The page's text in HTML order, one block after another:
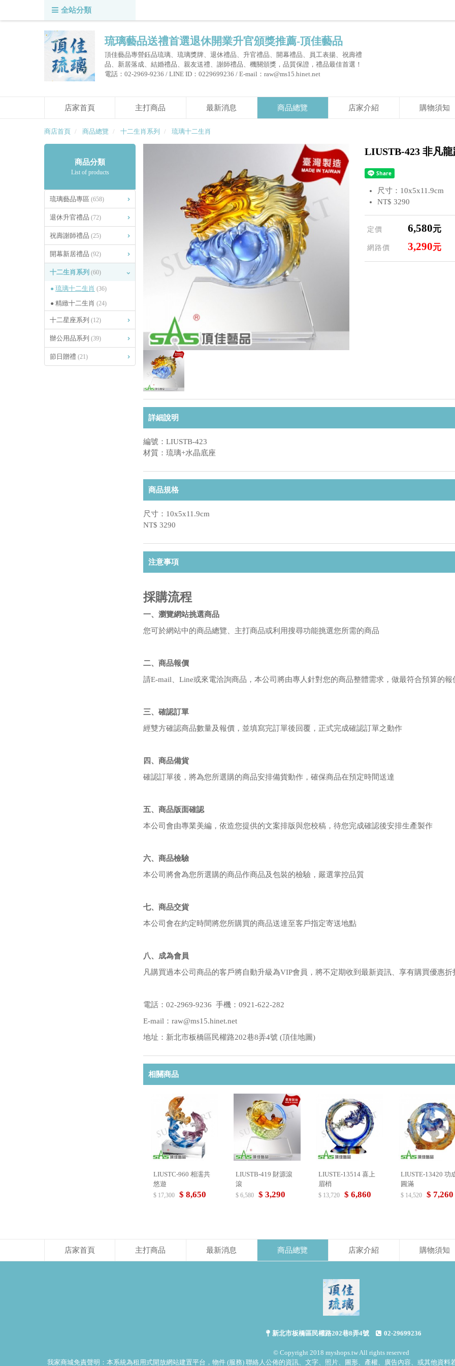
全站分類
琉璃藝品送禮首選退休開業升官頒獎推薦-頂佳藝品
頂佳藝品專營鈺品琉璃、琉璃獎牌、退休禮品、升官禮品、開幕禮品、員工表揚、祝壽禮
品、新居落成、結婚禮品、親友送禮、謝師禮品、機關頒獎，品質保證，禮品最佳首選！
電話：02-2969-9236 / LINE ID：0229699236 / E-mail：raw@ms15.hinet.net
店家首頁 主打商品 最新消息 商品總覽 店家介紹 購物須知
商店首頁 商品總覽 十二生肖系列 琉璃十二生肖
商品分類
List of products
琉璃藝品專區 (658)
退休升官禮品 (72)
祝壽謝師禮品 (25)
開幕新居禮品 (92)
十二生肖系列 (60)
琉璃十二生肖 (36)
精緻十二生肖 (24)
十二星座系列 (12)
辦公用品系列 (39)
節日贈禮 (21)
LIUSTB-423 非凡
尺寸：10x5x11.9cm
NT$ 3290
定價 6,580元
網路價 3,290元
詳細說明
編號：LIUSTB-423
材質：琉璃+水晶底座
商品規格
尺寸：10x5x11.9cm
NT$ 3290
注意事項
採購流程
一、瀏覽網站挑選商品
您可於網站中的商品總覽、主打商品或利用搜尋功能挑選您所需的商品
二、商品報價
請E-mail、Line或來電洽詢商品，本公司將由專人針對您的商品整體需求，做最符合預算的報
三、確認訂單
經雙方確認商品數量及報價，並填寫完訂單後回覆，正式完成確認訂單之動作
四、商品備貨
確認訂單後，將為您所選購的商品安排備貨動作，確保商品在預定時間送達
五、商品版面確認
本公司會由專業美編，依造您提供的文案排版與您校稿，待您完成確認後安排生產製作
六、商品檢驗
本公司將會為您所選購的商品作商品及包裝的檢驗，嚴選掌控品質
七、商品交貨
本公司會在約定時間將您所購買的商品送達至客戶指定寄送地點
八、成為會員
凡購買過本公司商品的客戶將自動升級為VIP會員，將不定期收到最新資訊、享有購買優惠折
電話：02-2969-9236 手機：0921-622-282
E-mail：raw@ms15.hinet.net
地址：新北市板橋區民權路202巷8弄4號 (頂佳地圖)
相關商品
LIUSTC-960 相濡共
悠遊
$ 17,300 $ 8,650
LIUSTB-419 財源滾
滾
$ 6,580 $ 3,290
LIUSTE-13514 喜上
眉梢
$ 13,720 $ 6,860
LIUSTE-13420 功成
圓滿
$ 14,520 $ 7,260
店家首頁 主打商品 最新消息 商品總覽 店家介紹 購物須知
新北市板橋區民權路202巷8弄4號 02-29699236
© Copyright 2018 myshops.tw All rights reserved
我家商城免責聲明：本系統為租用式開放網站建置平台，物件 (服務) 聯絡人公佈的資訊、文字、照片、圖形、產權、廣告內容、或其他資